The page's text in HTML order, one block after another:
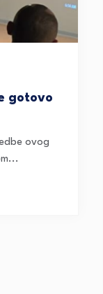
gotovo
ovog